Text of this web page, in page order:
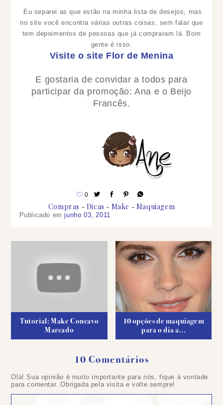
Eu separei as que estão na minha lista de desejos, mas
no site você encontra várias outras coisas, sem falar que
tem depoimentos de pessoas que já compraram lá. Bom
gente é isso.
Visite o site Flor de Menina
E gostaria de convidar a todos para
participar da promoção: Ana e o Beijo
Francês.
0
Compras Dicas Make Maquiagem
Publicado emjunho 03, 2011
Tutorial: Make Concavo
Marcado
10 opções de maquiagem
para o dia a...
10 Comentários
Olá! Sua opinião é muito importante para nós, fique à vontade
para comentar. Obrigada pela visita e volte sempre!